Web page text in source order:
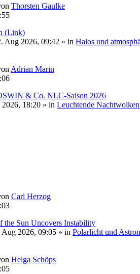
Thorsten Gaulke
(Link)
Aug 2026, 09:42 » in Halos und
Adrian Marin
& Co. NLC-Saison 2026
2026, 18:20 » in Leuchtende
Carl Herzog
the Sun Uncovers Instability
Aug 2026, 09:05 » in Polarlicht und
Helga Schöps